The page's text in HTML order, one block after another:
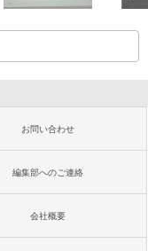
お問い合わせ
編集部へのご連絡
会社概要